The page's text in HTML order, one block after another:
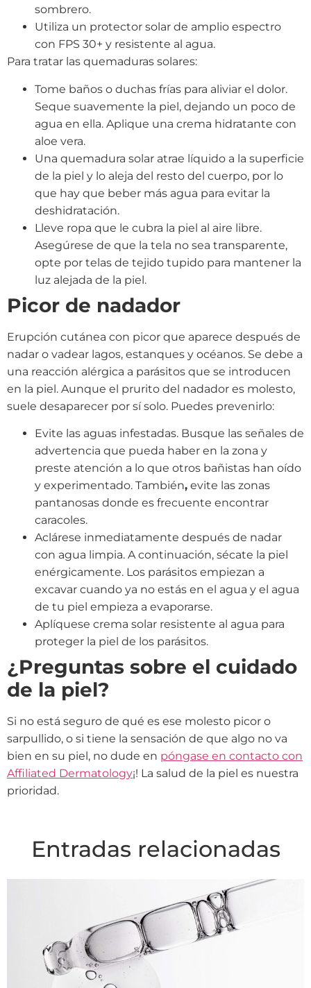
sombrero.
Utiliza un protector solar de amplio espectro
con FPS 30+ y resistente al agua.
Para tratar las quemaduras solares:
Tome baños o duchas frías para aliviar el dolor.
Seque suavemente la piel, dejando un poco de
agua en ella. Aplique una crema hidratante con
aloe vera.
Una quemadura solar atrae líquido a la superficie
de la piel y lo aleja del resto del cuerpo, por lo
que hay que beber más agua para evitar la
deshidratación.
Lleve ropa que le cubra la piel al aire libre.
Asegúrese de que la tela no sea transparente,
opte por telas de tejido tupido para mantener la
luz alejada de la piel.
Picor de nadador
Erupción cutánea con picor que aparece después de
nadar o vadear lagos, estanques y océanos. Se debe a
una reacción alérgica a parásitos que se introducen
en la piel. Aunque el prurito del nadador es molesto,
suele desaparecer por sí solo. Puedes prevenirlo:
Evite las aguas infestadas. Busque las señales de
advertencia que pueda haber en la zona y
preste atención a lo que otros bañistas han oído
y experimentado. También, evite las zonas
pantanosas donde es frecuente encontrar
caracoles.
Aclárese inmediatamente después de nadar
con agua limpia. A continuación, sécate la piel
enérgicamente. Los parásitos empiezan a
excavar cuando ya no estás en el agua y el agua
de tu piel empieza a evaporarse.
Aplíquese crema solar resistente al agua para
proteger la piel de los parásitos.
¿Preguntas sobre el cuidado
de la piel?
Si no está seguro de qué es ese molesto picor o
sarpullido, o si tiene la sensación de que algo no va
bien en su piel, no dude en póngase en contacto con
Affiliated Dermatology¡! La salud de la piel es nuestra
prioridad.
Entradas relacionadas